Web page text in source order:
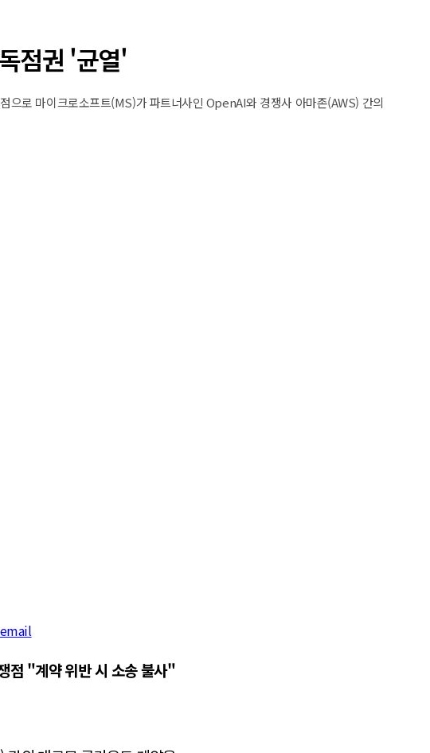
점권 '균열'
로 마이크로소프트(MS)가 파트너사인 OpenAI와 경쟁사 아마존(AWS) 간의
점 "계약 위반 시 소송 불사"